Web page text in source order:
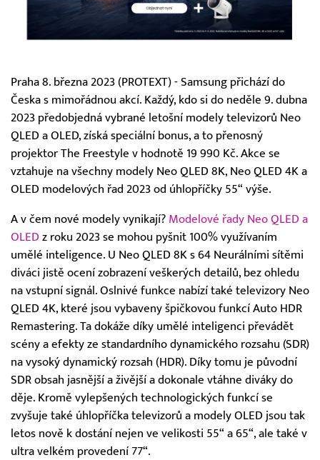
Praha 8. března 2023 (PROTEXT) - Samsung přichází do
Česka s mimořádnou akcí. Každý, kdo si do neděle 9. dubna
2023 předobjedná vybrané letošní modely televizorů Neo
QLED a OLED, získá speciální bonus, a to přenosný
projektor The Freestyle v hodnotě 19 990 Kč. Akce se
vztahuje na všechny modely Neo QLED 8K, Neo QLED 4K a
OLED modelových řad 2023 od úhlopříčky 55“ výše.
A v čem nové modely vynikají? Modelové řady Neo QLED a
OLED z roku 2023 se mohou pyšnit 100% využívaním
umělé inteligence. U Neo QLED 8K s 64 Neurálními sítěmi
diváci jistě ocení zobrazení veškerých detailů, bez ohledu
na vstupní signál. Oslnivé funkce nabízí také televizory Neo
QLED 4K, které jsou vybaveny špičkovou funkcí Auto HDR
Remastering. Ta dokáže díky umělé inteligenci převádět
scény a efekty ze standardního dynamického rozsahu (SDR)
na vysoký dynamický rozsah (HDR). Díky tomu je původní
SDR obsah jasnější a živější a dokonale vtáhne diváky do
děje. Kromě vylepšených technologických funkcí se
zvyšuje také úhlopříčka televizorů a modely OLED jsou tak
letos nově k dostání nejen ve velikosti 55“ a 65“, ale také v
ultra velkém provedení 77“.